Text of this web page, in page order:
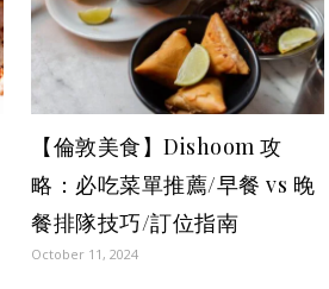
【倫敦美食】Dishoom 攻
略：必吃菜單推薦/早餐 vs 晚
餐排隊技巧/訂位指南
October 11, 2024